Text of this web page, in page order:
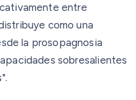
entre
como una
la prosopagnosia
sobresalientes